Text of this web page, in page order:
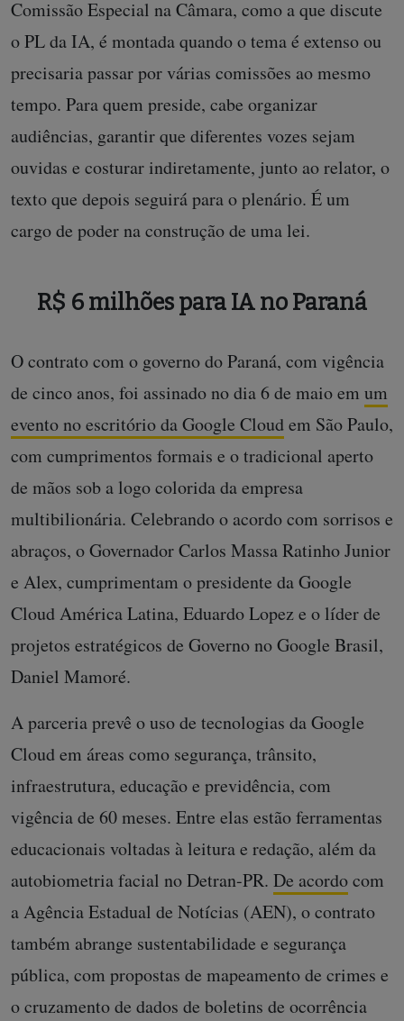
Comissão Especial na Câmara, como a que discute
o PL da IA, é montada quando o tema é extenso ou
precisaria passar por várias comissões ao mesmo
tempo. Para quem preside, cabe organizar
audiências, garantir que diferentes vozes sejam
ouvidas e costurar indiretamente, junto ao relator, o
texto que depois seguirá para o plenário. É um
cargo de poder na construção de uma lei.
R$ 6 milhões para IA no Paraná
O contrato com o governo do Paraná, com vigência
de cinco anos, foi assinado no dia 6 de maio em um
evento no escritório da Google Cloudem São Paulo,
com cumprimentos formais e o tradicional aperto
de mãos sob a logo colorida da empresa
multibilionária. Celebrando o acordo com sorrisos e
abraços, o Governador Carlos Massa Ratinho Junior
e Alex, cumprimentam o presidente da Google
Cloud América Latina, Eduardo Lopez e o líder de
projetos estratégicos de Governo no Google Brasil,
Daniel Mamoré.
A parceria prevê o uso de tecnologias da Google
Cloud em áreas como segurança, trânsito,
infraestrutura, educação e previdência, com
vigência de 60 meses. Entre elas estão ferramentas
educacionais voltadas à leitura e redação, além da
autobiometria facial no Detran-PR. De acordocom
a Agência Estadual de Notícias (AEN), o contrato
também abrange sustentabilidade e segurança
pública, com propostas de mapeamento de crimes e
o cruzamento de dados de boletins de ocorrência